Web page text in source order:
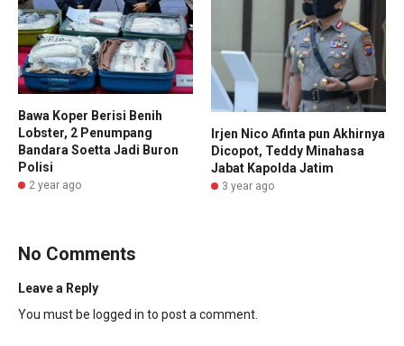
Bawa Koper Berisi Benih
Lobster, 2 Penumpang
Bandara Soetta Jadi Buron
Polisi
2 year ago
Irjen Nico Afinta pun Akhirnya
Dicopot, Teddy Minahasa
Jabat Kapolda Jatim
3 year ago
No Comments
Leave a Reply
You must be logged in to post a comment.